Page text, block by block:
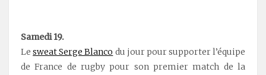
Samedi 19.
Lesweat Serge Blanco du jour pour supporter l’équipe
de France de rugby pour son premier match de la